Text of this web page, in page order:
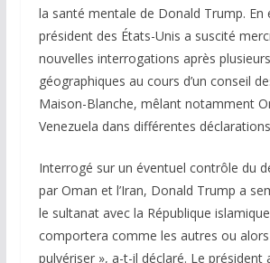
la santé mentale de Donald Trump. En
président des États-Unis a suscité
nouvelles interrogations après
géographiques au cours d’un conseil
Maison-Blanche, mêlant notamment
Venezuela dans différentes
Interrogé sur un éventuel contrôle du
par Oman et l’Iran, Donald Trump a
le sultanat avec la République
comportera comme les autres ou
pulvériser », a-t-il déclaré. Le président